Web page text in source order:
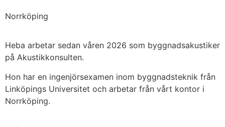
Norrköping
Heba arbetar sedan våren 2026 som byggnadsakustiker
på Akustikkonsulten.
Hon har en ingenjörsexamen inom byggnadsteknik från
Linköpings Universitet och arbetar från vårt kontor i
Norrköping.